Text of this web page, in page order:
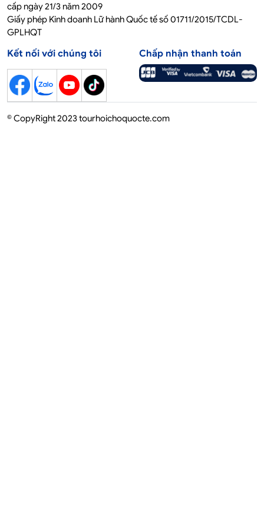
cấp ngày 21/3 năm 2009
Giấy phép Kinh doanh Lữ hành Quốc tế số 01711/2015/TCDL-
GPLHQT
Kết nối với chúng tôi Chấp nhận thanh toán
© CopyRight 2023 tourhoichoquocte.com